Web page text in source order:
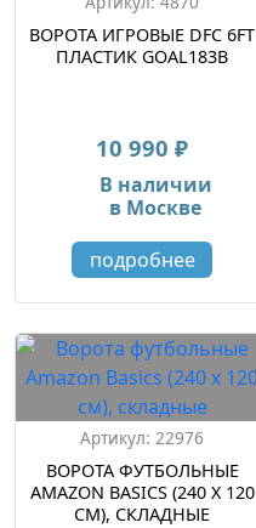
ВОРОТА ИГРОВЫЕ DFC 6FT
ПЛАСТИК GOAL183B
10 990 ₽
В наличии
в Москве
подробнее
Артикул: 22976
ВОРОТА ФУТБОЛЬНЫЕ
AMAZON BASICS (240 Х 120
СМ), СКЛАДНЫЕ